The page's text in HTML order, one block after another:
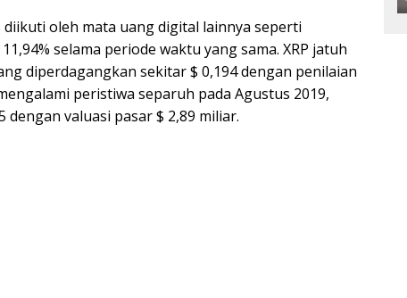
oleh mata uang digital lainnya seperti
selama periode waktu yang sama. XRP jatuh
diperdagangkan sekitar $ 0,194 dengan penilaian
peristiwa separuh pada Agustus 2019,
valuasi pasar $ 2,89 miliar.